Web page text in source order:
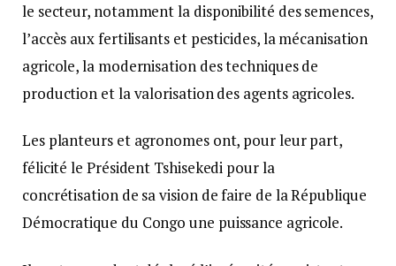
le secteur, notamment la disponibilité des semences,
l’accès aux fertilisants et pesticides, la mécanisation
agricole, la modernisation des techniques de
production et la valorisation des agents agricoles.
Les planteurs et agronomes ont, pour leur part,
félicité le Président Tshisekedi pour la
concrétisation de sa vision de faire de la République
Démocratique du Congo une puissance agricole.